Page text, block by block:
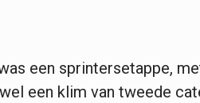
een sprintersetappe,
een klim van tweede